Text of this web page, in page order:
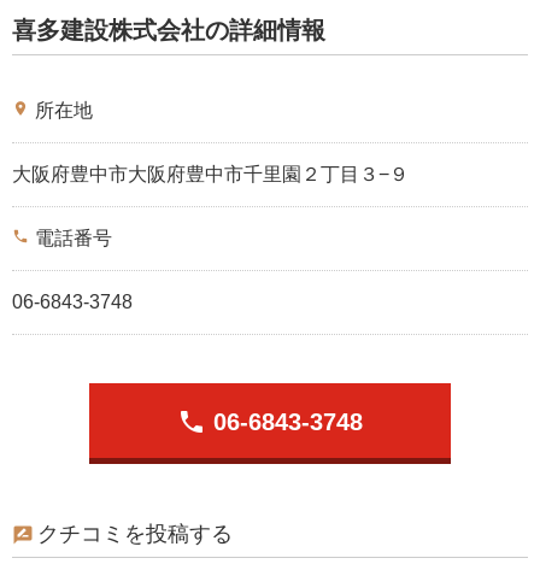
喜多建設株式会社の詳細情報
place 所在地
大阪府豊中市大阪府豊中市千里園２丁目３−９
phone 電話番号
06-6843-3748
phone 06-6843-3748
クチコミを投稿する